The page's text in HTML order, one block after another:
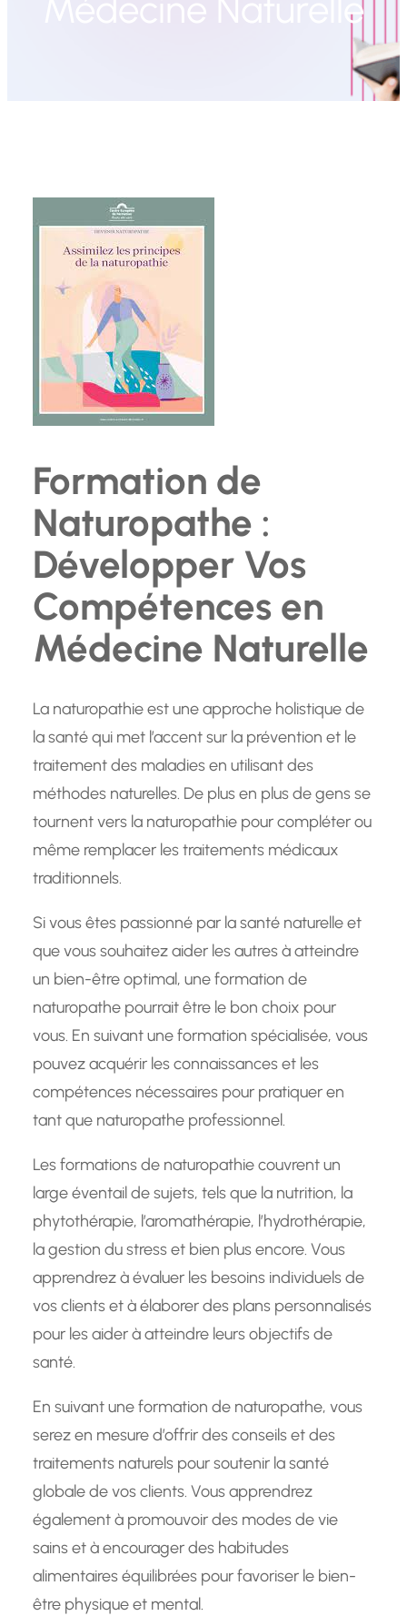
Formation de
Naturopathe :
Développer Vos
Compétences en
Médecine Naturelle
La naturopathie est une approche holistique de
la santé qui met l’accent sur la prévention et le
traitement des maladies en utilisant des
méthodes naturelles. De plus en plus de gens se
tournent vers la naturopathie pour compléter ou
même remplacer les traitements médicaux
traditionnels.
Si vous êtes passionné par la santé naturelle et
que vous souhaitez aider les autres à atteindre
un bien-être optimal, une formation de
naturopathe pourrait être le bon choix pour
vous. En suivant une formation spécialisée, vous
pouvez acquérir les connaissances et les
compétences nécessaires pour pratiquer en
tant que naturopathe professionnel.
Les formations de naturopathie couvrent un
large éventail de sujets, tels que la nutrition, la
phytothérapie, l’aromathérapie, l’hydrothérapie,
la gestion du stress et bien plus encore. Vous
apprendrez à évaluer les besoins individuels de
vos clients et à élaborer des plans personnalisés
pour les aider à atteindre leurs objectifs de
santé.
En suivant une formation de naturopathe, vous
serez en mesure d’offrir des conseils et des
traitements naturels pour soutenir la santé
globale de vos clients. Vous apprendrez
également à promouvoir des modes de vie
sains et à encourager des habitudes
alimentaires équilibrées pour favoriser le bien-
être physique et mental.